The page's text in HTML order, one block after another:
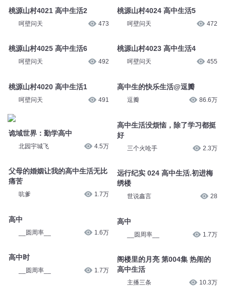
桃源山村4021 高中生活2
呵壁问天 473
桃源山村4025 高中生活6
呵壁问天 492
桃源山村4020 高中生活1
呵壁问天 491
诡域世界：勤学高中
北园宇城飞 4.5万
父母的婚姻让我的高中生活无比
痛苦
吭爹 1.7万
高中
__圆周率__ 1.6万
高中时
__圆周率__ 1.7万
桃源山村4024 高中生活5
呵壁问天 472
桃源山村4023 高中生活4
呵壁问天 455
高中生的快乐生活@逗瓣
逗瓣 86.6万
高中生活没烦恼，除了学习都挺
好
三个火呛手 2.3万
远行纪实 024 高中生活.初进梅
绣楼
世说鑫言 28
高中
__圆周率__ 1.7万
阁楼里的月亮 第004集 热闹的
高中生活
主播三条 10.3万